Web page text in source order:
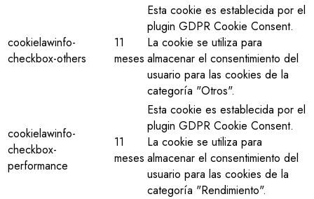
cookielawinfo-
checkbox-others
11
meses
Esta cookie es establecida por el
plugin GDPR Cookie Consent.
La cookie se utiliza para
almacenar el consentimiento del
usuario para las cookies de la
categoría "Otros".
cookielawinfo-
checkbox-
performance
11
meses
Esta cookie es establecida por el
plugin GDPR Cookie Consent.
La cookie se utiliza para
almacenar el consentimiento del
usuario para las cookies de la
categoría "Rendimiento".